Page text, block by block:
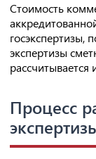
Стоимость
госэкспертизы,
экспертизы
рассчитывается
Процесс